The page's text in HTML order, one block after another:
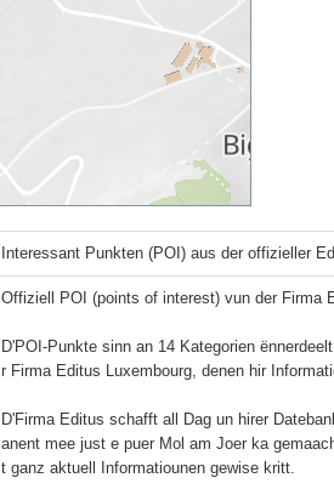
Interessant Punkten (POI) aus der offizieller
Offiziell POI (points of interest) vun der Firma
D'POI-Punkte sinn an 14 Kategorien
r Firma Editus Luxembourg, denen hir
D'Firma Editus schafft all Dag un hirer
anent mee just e puer Mol am Joer ka
t ganz aktuell Informatiounen gewise kritt.